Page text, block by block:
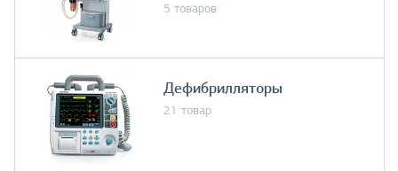
5 товаров
Дефибрилляторы
21 товар